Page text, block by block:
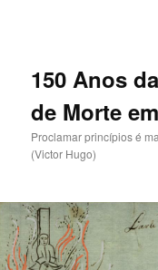
primário150 Anos
de Morte
Proclamar princípios é
(Victor Hugo)